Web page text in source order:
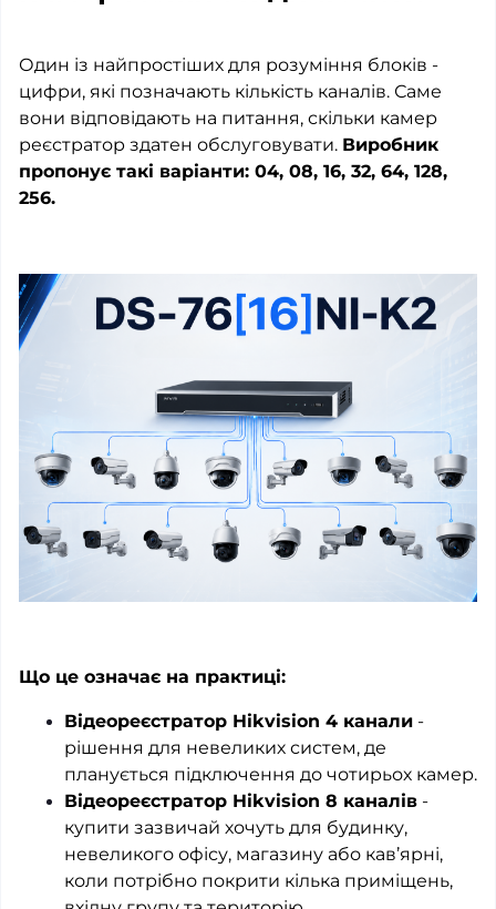
Один із найпростіших для розуміння блоків -
цифри, які позначають кількість каналів. Саме
вони відповідають на питання, скільки камер
реєстратор здатен обслуговувати. Виробник
пропонує такі варіанти: 04, 08, 16, 32, 64, 128,
256.
Що це означає на практиці:
Відеореєстратор Hikvision 4 канали -
рішення для невеликих систем, де
планується підключення до чотирьох камер.
Відеореєстратор Hikvision 8 каналів -
купити зазвичай хочуть для будинку,
невеликого офісу, магазину або кав’ярні,
коли потрібно покрити кілька приміщень,